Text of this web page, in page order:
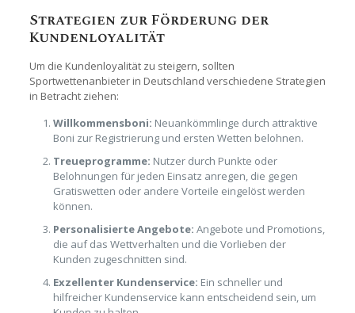
Strategien zur Förderung der
Kundenloyalität
Um die Kundenloyalität zu steigern, sollten
Sportwettenanbieter in Deutschland verschiedene Strategien
in Betracht ziehen:
Willkommensboni: Neuankömmlinge durch attraktive
Boni zur Registrierung und ersten Wetten belohnen.
Treueprogramme: Nutzer durch Punkte oder
Belohnungen für jeden Einsatz anregen, die gegen
Gratiswetten oder andere Vorteile eingelöst werden
können.
Personalisierte Angebote: Angebote und Promotions,
die auf das Wettverhalten und die Vorlieben der
Kunden zugeschnitten sind.
Exzellenter Kundenservice: Ein schneller und
hilfreicher Kundenservice kann entscheidend sein, um